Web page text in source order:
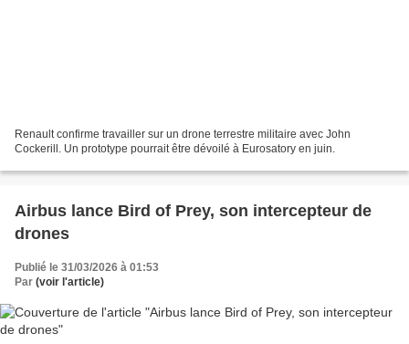
Renault confirme travailler sur un drone terrestre militaire avec John
Cockerill. Un prototype pourrait être dévoilé à Eurosatory en juin.
Airbus lance Bird of Prey, son intercepteur de
drones
Publié le 31/03/2026 à 01:53
Par (voir l'article)